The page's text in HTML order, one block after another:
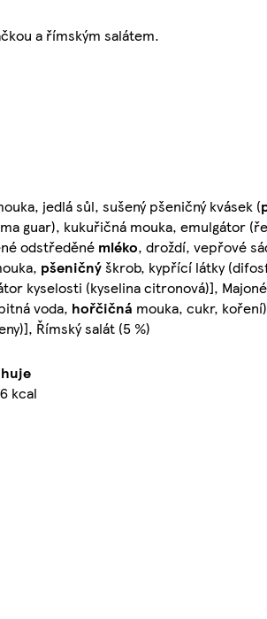
a římským salátem.
jedlá sůl, sušený pšeničný kvásek (
guar), kukuřičná mouka, emulgátor
odstředěné mléko, droždí, vepřové
pšeničnýškrob, kypřící látky
kyselosti (kyselina citronová)],
voda, hořčičná mouka, cukr,
Římský salát (5 %)
kcal